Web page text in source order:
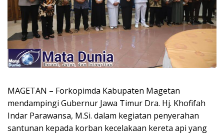
MAGETAN – Forkopimda Kabupaten Magetan
mendampingi Gubernur Jawa Timur Dra. Hj. Khofifah
Indar Parawansa, M.Si. dalam kegiatan penyerahan
santunan kepada korban kecelakaan kereta api yang